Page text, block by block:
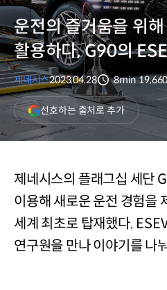
운전의 즐거움을 위
활용하다, G90의
제네시스2023.04.28
분량
8min
조회수
선호하는 출처로 추가(새
창
열림)
제네시스의 플래그십 세단
이용해 새로운 운전 경험을
세계 최초로 탑재했다.
연구원을 만나 이야기를 나